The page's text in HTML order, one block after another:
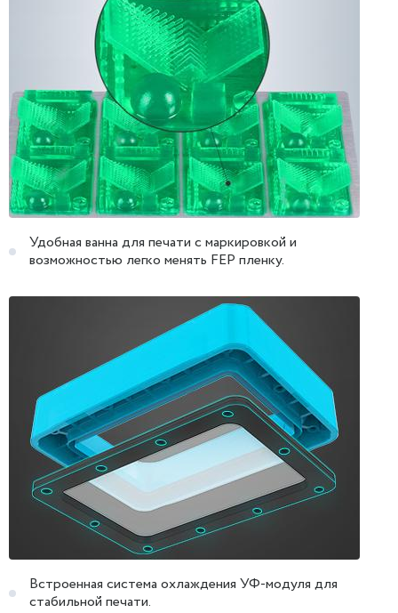
Удобная ванна для печати с маркировкой и
возможностью легко менять FEP пленку.
Встроенная система охлаждения УФ-модуля для
стабильной печати.